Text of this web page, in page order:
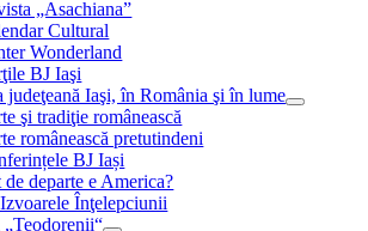
„Asachiana”
Cultural
Wonderland
BJ Iaşi
judeţeană Iaşi, în România şi în lume
şi tradiţie românească
românească pretutindeni
BJ Iași
de departe e America?
Înţelepciunii